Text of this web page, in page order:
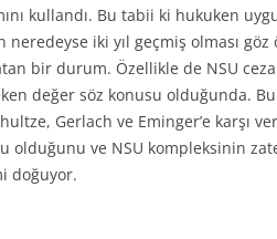
kullandı. Bu tabii ki hukuken
iki yıl geçmiş olması göz
bir durum. Özellikle de NSU ceza
değer söz konusu olduğunda.
Gerlach ve Eminger’e karşı
olduğunu ve NSU kompleksinin
doğuyor.